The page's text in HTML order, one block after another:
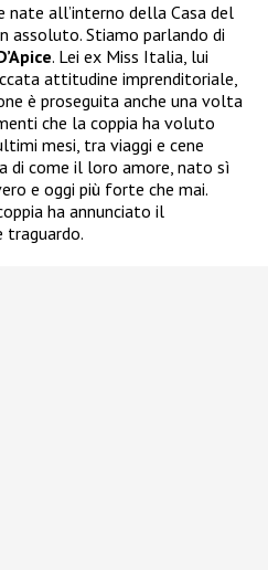
nate all’interno della Casa del
assoluto. Stiamo parlando di
. Lei ex Miss Italia, lui
attitudine imprenditoriale,
è proseguita anche una volta
che la coppia ha voluto
mesi, tra viaggi e cene
di come il loro amore, nato sì
e oggi più forte che mai.
ha annunciato il
traguardo.